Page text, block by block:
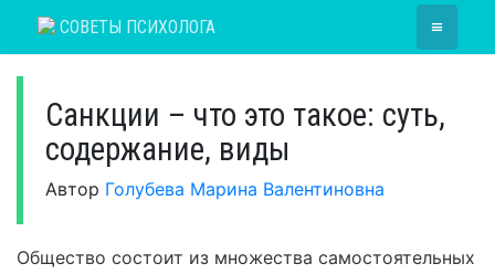
СОВЕТЫ ПСИХОЛОГА ≡
Санкции – что это такое: суть,
содержание, виды
Автор Голубева Марина Валентиновна
Общество состоит из множества самостоятельных